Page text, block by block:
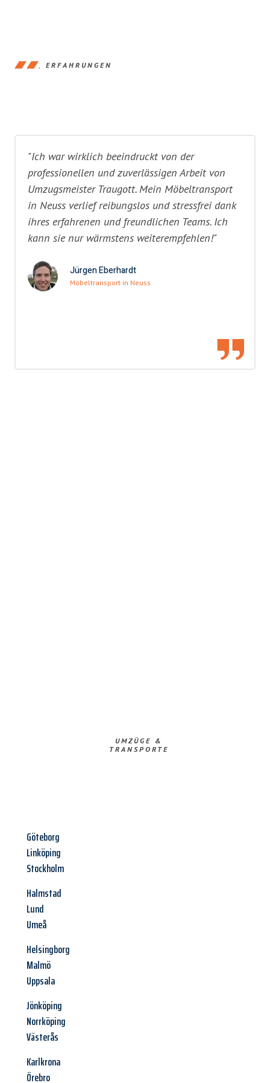
ERFAHRUNGEN
"Ich war wirklich beeindruckt von der
professionellen und zuverlässigen Arbeit von
Umzugsmeister Traugott. Mein Möbeltransport
in Neuss verlief reibungslos und stressfrei dank
ihres erfahrenen und freundlichen Teams. Ich
kann sie nur wärmstens weiterempfehlen!"
Jürgen Eberhardt
Möbeltransport in Neuss
UMZÜGE &
TRANSPORTE
Göteborg
Linköping
Stockholm
Halmstad
Lund
Umeå
Helsingborg
Malmö
Uppsala
Jönköping
Norrköping
Västerås
Karlkrona
Örebro